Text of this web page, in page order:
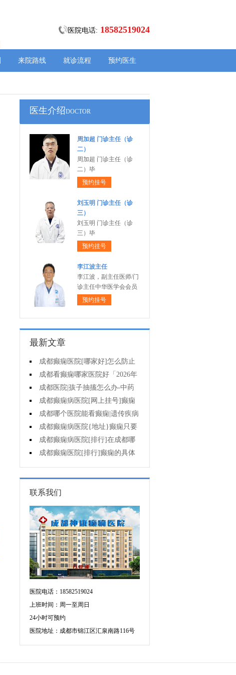
医院电话: 18582519024
来院路线 就诊流程 预约医生
医生介绍DOCTOR
周加超 门诊主任（诊
二）
周加超 门诊主任（诊
二）毕
预约挂号
刘玉明 门诊主任（诊
三）
刘玉明 门诊主任（诊
三）毕
预约挂号
李江波主任
李江波，副主任医师/门
诊主任中华医学会会员
预约挂号
最新文章
成都癫痫医院[哪家好]怎么防止
癫痫发作?
成都看癫痫哪家医院好「2026年
度公布」生活中容易被忽视的癫痫
诱因有哪些?
成都医院|孩子抽搐怎么办-中药
治疗癫痫可以治好吗?
成都癫痫病医院[网上挂号]癫痫
的日常护理要点有哪些?
成都哪个医院能看癫痫|遗传疾病
中有癫痫吗?
成都癫痫病医院{地址}癫痫只要
手术就能治好吗?
成都癫痫病医院[排行]在成都哪
个医院专治儿童癫痫好?
成都癫痫医院[排行]癫痫的具体
症状有哪些?
联系我们
医院电话：18582519024
上班时间：周一至周日
24小时可预约
医院地址：成都市锦江区汇泉南路116号